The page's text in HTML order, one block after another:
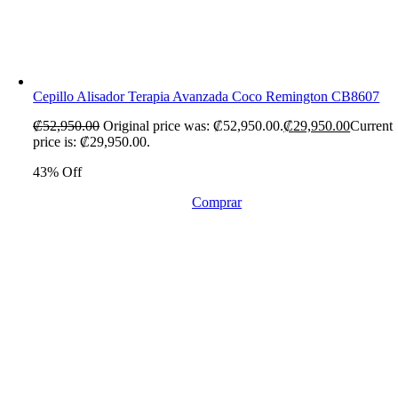
Cepillo Alisador Terapia Avanzada Coco Remington CB8607
₡52,950.00 Original price was: ₡52,950.00.₡29,950.00Current
price is: ₡29,950.00.
43% Off
Comprar